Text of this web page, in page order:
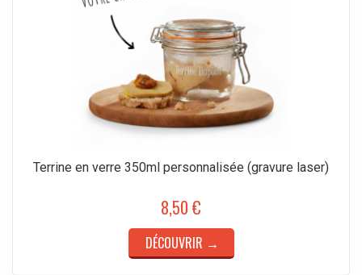
Terrine en verre 350ml personnalisée (gravure laser)
8,50 €
DÉCOUVRIR →